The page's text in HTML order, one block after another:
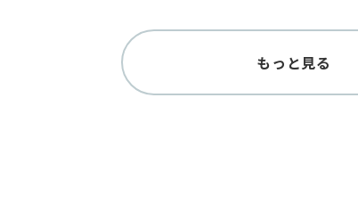
もっと見る